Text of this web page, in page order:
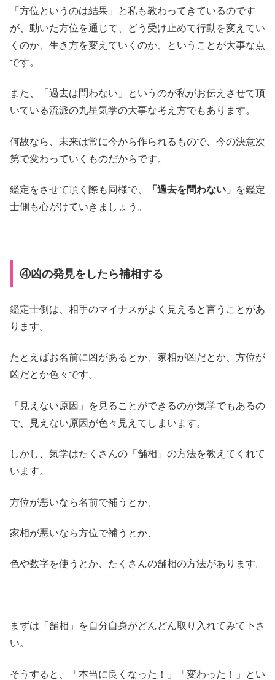
「方位というのは結果」と私も教わってきているのです
が、動いた方位を通じて、どう受け止めて行動を変えてい
くのか、生き方を変えていくのか、ということが大事な点
です。
また、「過去は問わない」というのが私がお伝えさせて頂
いている流派の九星気学の大事な考え方でもあります。
何故なら、未来は常に今から作られるもので、今の決意次
第で変わっていくものだからです。
鑑定をさせて頂く際も同様で、 「過去を問わない」
を鑑定
士側も心がけていきましょう。
④凶の発見をしたら補相する
鑑定士側は、相手のマイナスがよく見えると言うことがあ
ります。
たとえばお名前に凶があるとか、家相が凶だとか、方位が
凶だとか色々です。
「見えない原因」を見ることができるのが気学でもあるの
で、見えない原因が色々見えてしまいます。
しかし、気学はたくさんの「舗相」の方法を教えてくれて
います。
方位が悪いなら名前で補うとか、
家相が悪いなら方位で補うとか、
色や数字を使うとか、たくさんの舗相の方法があります。
まずは「舗相」を自分自身がどんどん取り入れてみて下さ
い。
そうすると、「本当に良くなった！」「変わった！」とい